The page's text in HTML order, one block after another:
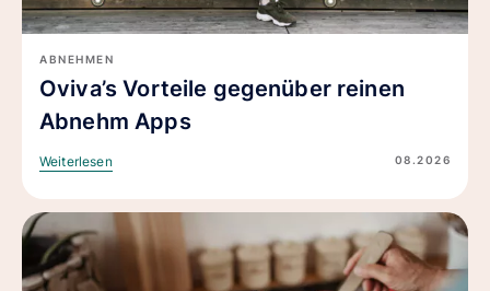
ABNEHMEN
Oviva’s Vorteile gegenüber reinen
Abnehm Apps
Weiterlesen 08.2026